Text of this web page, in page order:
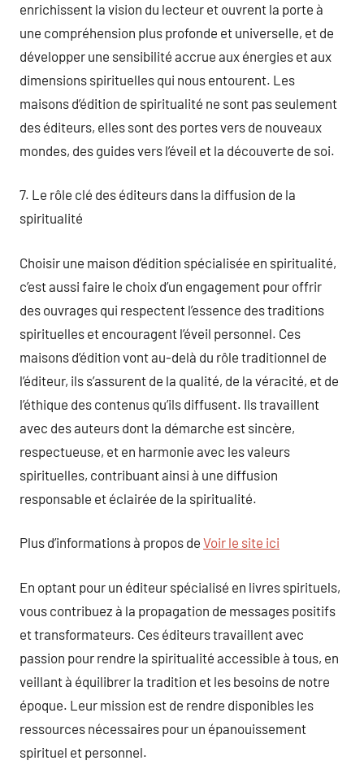
enrichissent la vision du lecteur et ouvrent la porte à
une compréhension plus profonde et universelle, et de
développer une sensibilité accrue aux énergies et aux
dimensions spirituelles qui nous entourent. Les
maisons d’édition de spiritualité ne sont pas seulement
des éditeurs, elles sont des portes vers de nouveaux
mondes, des guides vers l’éveil et la découverte de soi.
7. Le rôle clé des éditeurs dans la diffusion de la
spiritualité
Choisir une maison d’édition spécialisée en spiritualité,
c’est aussi faire le choix d’un engagement pour offrir
des ouvrages qui respectent l’essence des traditions
spirituelles et encouragent l’éveil personnel. Ces
maisons d’édition vont au-delà du rôle traditionnel de
l’éditeur, ils s’assurent de la qualité, de la véracité, et de
l’éthique des contenus qu’ils diffusent. Ils travaillent
avec des auteurs dont la démarche est sincère,
respectueuse, et en harmonie avec les valeurs
spirituelles, contribuant ainsi à une diffusion
responsable et éclairée de la spiritualité.
Plus d’informations à propos de Voir le site ici
En optant pour un éditeur spécialisé en livres spirituels,
vous contribuez à la propagation de messages positifs
et transformateurs. Ces éditeurs travaillent avec
passion pour rendre la spiritualité accessible à tous, en
veillant à équilibrer la tradition et les besoins de notre
époque. Leur mission est de rendre disponibles les
ressources nécessaires pour un épanouissement
spirituel et personnel.